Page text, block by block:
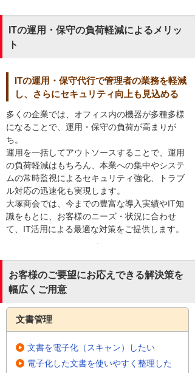
ITの運用・保守の負荷軽減によるメリッ
ト
ITの運用・保守代行で管理者の業務を軽減
し、さらにセキュリティ向上も見込める
多くの企業では、オフィス内の機器が多種多様
になることで、運用・保守の負荷が高まりが
ち。
運用を一括してアウトソースすることで、運用
の負荷軽減はもちろん、本業への集中やシステ
ムの常時監視によるセキュリティ強化、トラブ
ル対応の迅速化も実現します。
大塚商会では、今までの豊富な導入実績やIT知
識をもとに、お客様のニーズ・状況に合わせ
て、IT活用による最適な対策をご提供します。
お客様のご要望にお応えできる解決策を
幅広くご用意
文書管理
文書を電子化（スキャン）したい
電子化した文書を使いやすく整理した